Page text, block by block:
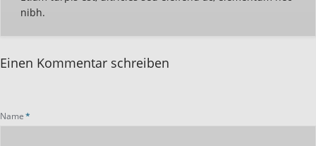
nibh.
Einen Kommentar schreiben
Pflichtfeld
Name*